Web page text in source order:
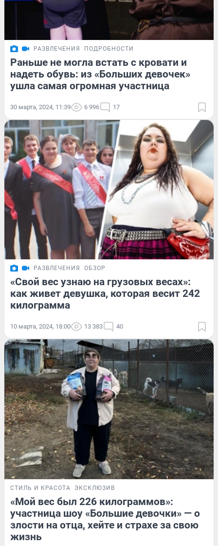
РАЗВЛЕЧЕНИЯ ПОДРОБНОСТИ
Раньше не могла встать с кровати и
надеть обувь: из «Больших девочек»
ушла самая огромная участница
30 марта, 2024, 11:39 6 996 17
РАЗВЛЕЧЕНИЯ ОБЗОР
«Свой вес узнаю на грузовых весах»:
как живет девушка, которая весит 242
килограмма
10 марта, 2024, 18:00 13 383 40
СТИЛЬ И КРАСОТА ЭКСКЛЮЗИВ
«Мой вес был 226 килограммов»:
участница шоу «Большие девочки» — о
злости на отца, хейте и страхе за свою
жизнь